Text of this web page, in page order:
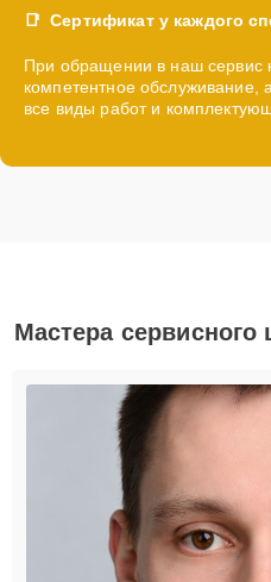
Сертификат у каждого
При обращении в наш сервис
компетентное обслуживание,
все виды работ и
Мастера сервисного